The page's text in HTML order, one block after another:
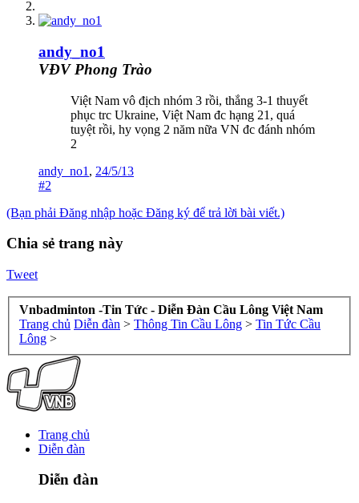
andy_no1
VĐV Phong Trào
Việt Nam vô địch nhóm 3 rồi, thắng 3-1 thuyết
phục trc Ukraine, Việt Nam đc hạng 21, quá
tuyệt rồi, hy vọng 2 năm nữa VN đc đánh nhóm
2
andy_no1 , 24/5/13
#2
(Bạn phải Đăng nhập hoặc Đăng ký để trả lời bài viết.)
Chia sẻ trang này
Tweet
Vnbadminton -Tin Tức - Diễn Đàn Cầu Lông Việt Nam
Trang chủ Diễn đàn > Thông Tin Cầu Lông > Tin Tức Cầu
Lông >
Trang chủ
Diễn đàn
Diễn đàn